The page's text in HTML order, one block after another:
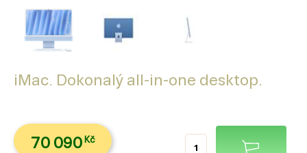
iMac. Dokonalý all-in-one desktop.
70 090 Kč